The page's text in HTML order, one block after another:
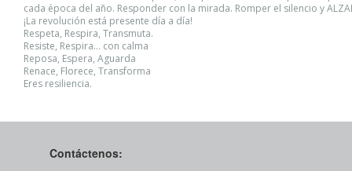
cada época del año. Responder con la mirada. Romper el silencio y
¡La revolución está presente día a día!
Respeta, Respira, Transmuta.
Resiste, Respira… con calma
Reposa, Espera, Aguarda
Renace, Florece, Transforma
Eres resiliencia.
Contáctenos: